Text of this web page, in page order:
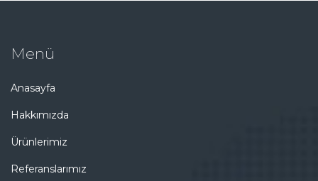
Menü
Anasayfa
Hakkımızda
Ürünlerimiz
Referanslarımız